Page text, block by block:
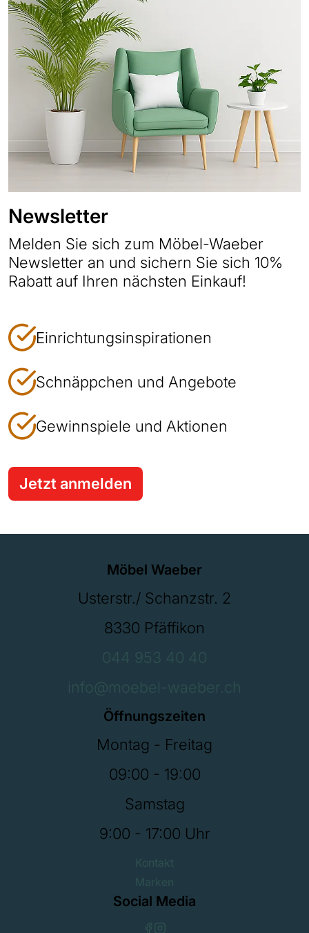
Newsletter
Melden Sie sich zum Möbel-Waeber
Newsletter an und sichern Sie sich 10%
Rabatt auf Ihren nächsten Einkauf!
Einrichtungsinspirationen
Schnäppchen und Angebote
Gewinnspiele und Aktionen
Jetzt anmelden
Möbel Waeber
Usterstr./ Schanzstr. 2
8330 Pfäffikon
044 953 40 40
info@moebel-waeber.ch
Öffnungszeiten
Montag - Freitag
09:00 - 19:00
Samstag
9:00 - 17:00 Uhr
Kontakt
Marken
Social Media